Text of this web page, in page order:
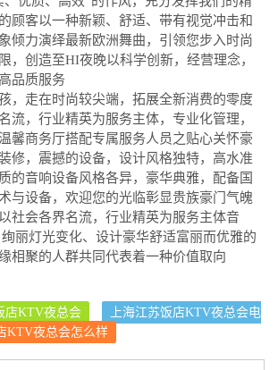
顾客以一种新颖、舒适、带有视觉冲击和
倾力演绎最新欧洲舞曲，引领您步入时尚
，创造至HI夜晚以科学创新，经营理念，
品质服务
，走在时尚较尖端，拓展全新消费的零度
流，行业精英为服务主体，专业化管理，
馨商务厅搭配专属服务人员之贴心关怀豪
修，震撼的设备，设计风格独特，高水准
的音响设备风格各异，豪华典雅，配备国
与设备，欢迎您的光临彰显贵族豪门气魄
社会各界名流，行业精英为服务主体音
丽灯光变化、设计豪华舒适富丽而优雅的
相聚的人群共同代表着一种价值取向
店KTV夜总会
上海江苏饭店KTV夜总会电
KTV夜总会怎么样